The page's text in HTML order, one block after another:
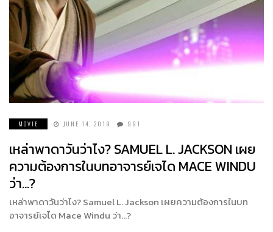
MOVIE JUNE 14, 2019 991
เหล่าพาดาวันว่าไง? SAMUEL L. JACKSON เผย
ความต้องการในบทอาจารย์เจได MACE WINDU
ว่า…?
เหล่าพาดาวันว่าไง? Samuel L. Jackson เผยความต้องการในบท
อาจารย์เจได Mace Windu ว่า…?